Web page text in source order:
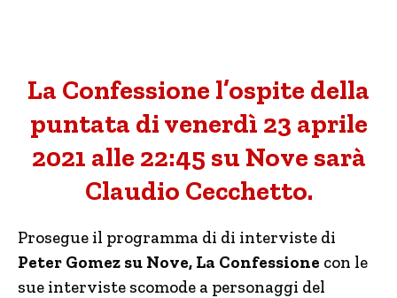
La Confessione l’ospite della
puntata di venerdì 23 aprile
2021 alle 22:45 su Nove sarà
Claudio Cecchetto.
Prosegue il programma di di interviste di
Peter Gomez su Nove, La Confessione con le
sue interviste scomode a personaggi del